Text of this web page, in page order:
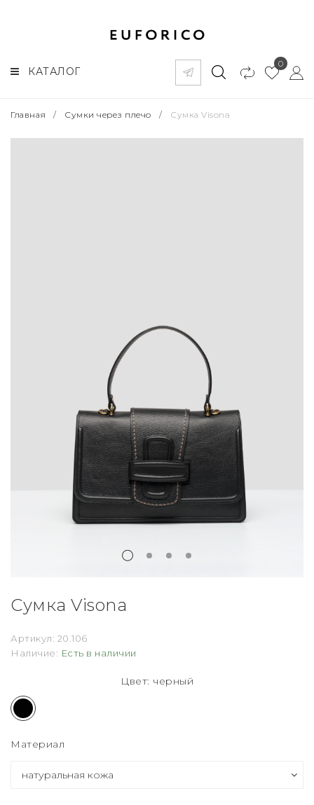
КАТАЛОГ
0
Главная / Сумки через плечо / Сумка Visona
Сумка Visona
Артикул: 20.106
Наличие: Есть в наличии
Цвет: черный
Материал